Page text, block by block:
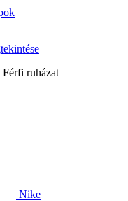
Férfi ruházat
Nike